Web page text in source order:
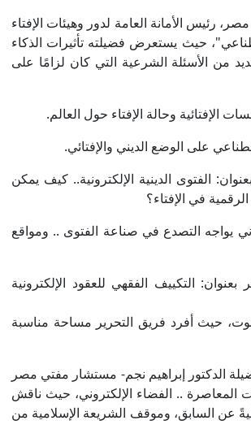
رئيس الأمانة العامة لدور وهيئات الإفتاء
حيث يستعرض فضيلته تأثيرات الذكاء
من الأسئلة الشرعية التي كان لزامًا على
وحالة الإفتاء حول العالم.
على الوضع الديني والإفتائي.
الفتوى الدينية الإلكترونية.. كيف يمكن
في الإفتاء؟
يواجه التصدع في صناعة الفتوى .. ومواقع
التكييف الفقهي للعقود الإلكترونية
حيث أفرد فريق التحرير مساحة مناسبة
الدكتور إبراهيم نجم- مستشار مفتي مصر
المعاصرة .. الفضاء الإلكتروني، حيث ناقش
عن السابق، وموقف الشريعة الإسلامية من